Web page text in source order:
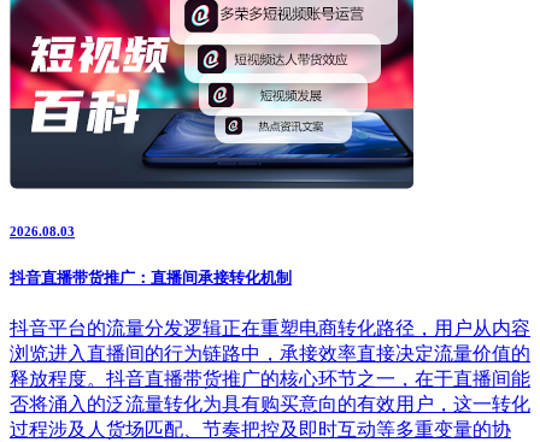
2026.08.03
抖音直播带货推广：直播间承接转化机制
抖音平台的流量分发逻辑正在重塑电商转化路径，用户从内容
浏览进入直播间的行为链路中，承接效率直接决定流量价值的
释放程度。抖音直播带货推广的核心环节之一，在于直播间能
否将涌入的泛流量转化为具有购买意向的有效用户，这一转化
过程涉及人货场匹配、节奏把控及即时互动等多重变量的协